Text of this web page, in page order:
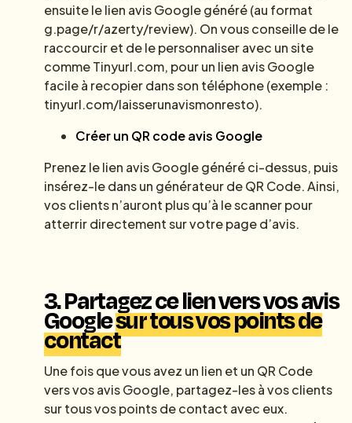
ensuite le lien avis Google généré (au format
g.page/r/azerty/review). On vous conseille de le
raccourcir et de le personnaliser avec un site
comme Tinyurl.com, pour un lien avis Google
facile à recopier dans son téléphone (exemple :
tinyurl.com/laisserunavismonresto).
Créer un QR code avis Google
Prenez le lien avis Google généré ci-dessus, puis
insérez-le dans un générateur de QR Code. Ainsi,
vos clients n’auront plus qu’à le scanner pour
atterrir directement sur votre page d’avis.
3.Partagez ce lien vers vos avis
Googlesur tous vos points de
contact
Une fois que vous avez un lien et un QR Code
vers vos avis Google, partagez-les à vos clients
sur tous vos points de contact avec eux.